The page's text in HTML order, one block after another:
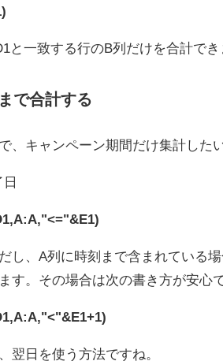
と一致する行のB列だけを合計でき
で合計する
、キャンペーン期間だけ集計した
し、A列に時刻まで含まれている
す。その場合は次の書き方が安心で
翌日を使う方法ですね。